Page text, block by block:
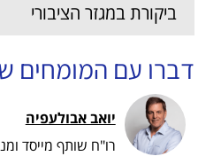
ביקורת במגזר הציבורי
דברו עם המומחים
יואב אבולעפיה
רו"ח שותף מייסד